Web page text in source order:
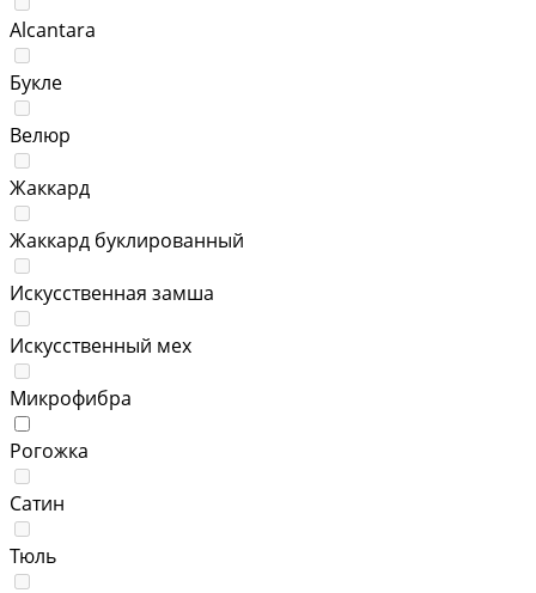
Alcantara
Букле
Велюр
Жаккард
Жаккард буклированный
Искусственная замша
Искусственный мех
Микрофибра
Рогожка
Сатин
Тюль